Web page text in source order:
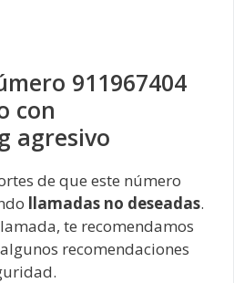
911967404
con
agresivo
de que este número
llamadas no deseadas.
te recomendamos
recomendaciones